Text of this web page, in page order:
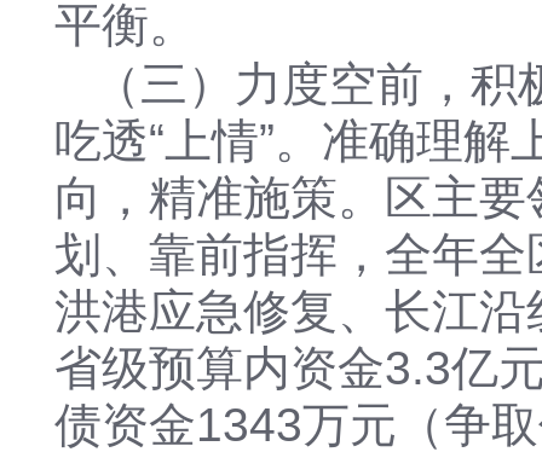
平衡。
（三）力度空前，
吃透“上情”。准确理
向，精准施策。区主
划、靠前指挥，全年
洪港应急修复、长江
省级预算内资金3.3亿
债资金1343万元（争